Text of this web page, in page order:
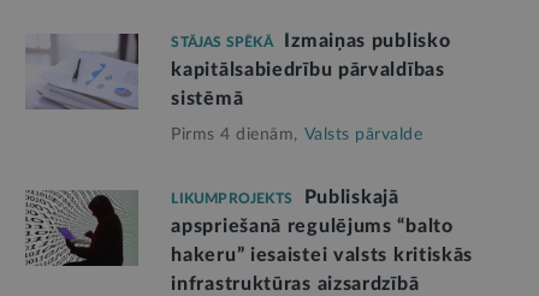
STĀJAS SPĒKĀ
Izmaiņas publisko
kapitālsabiedrību pārvaldības
sistēmā
Pirms 4 dienām, Valsts pārvalde
LIKUMPROJEKTS
Publiskajā
apspriešanā regulējums “balto
hakeru” iesaistei valsts kritiskās
infrastruktūras aizsardzībā